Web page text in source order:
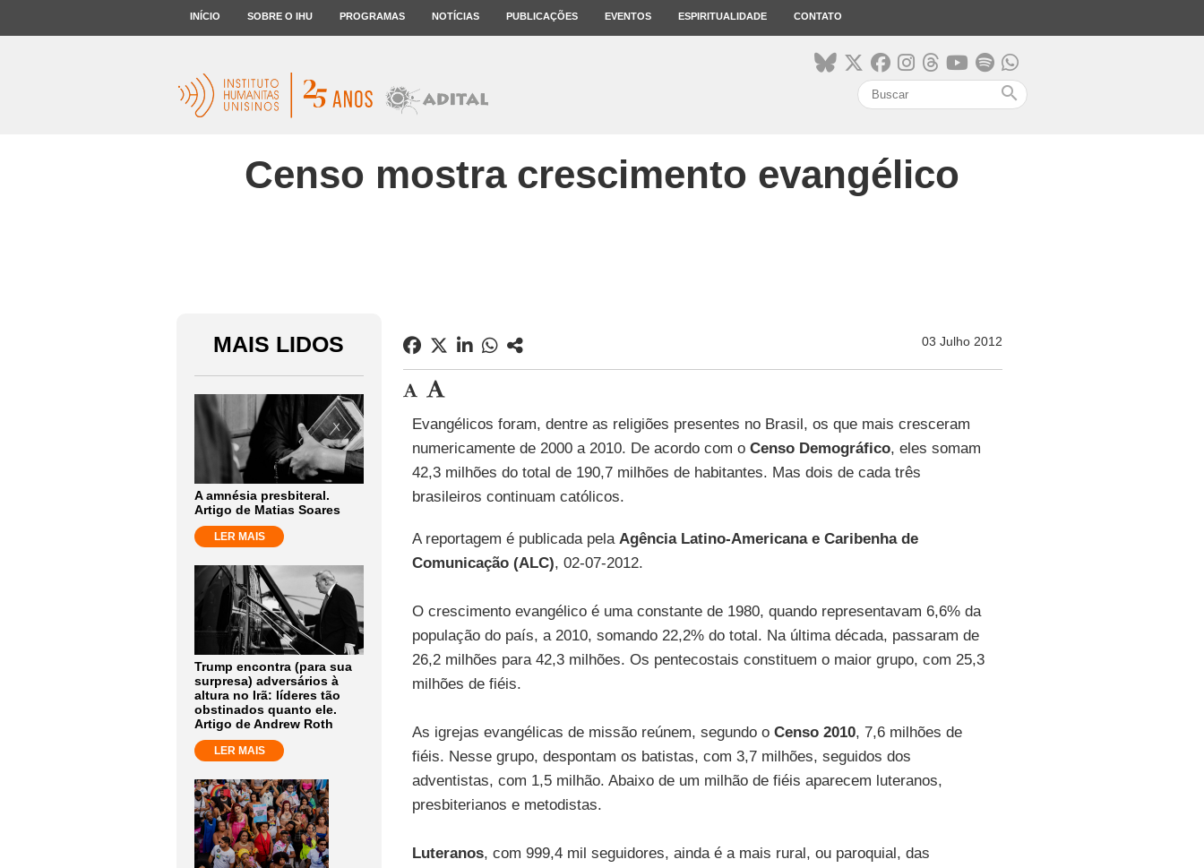
INÍCIO SOBRE O IHU PROGRAMAS NOTÍCIAS PUBLICAÇÕES EVENTOS ESPIRITUALIDADE CONTATO
search
Censo mostra crescimento evangélico
MAIS LIDOS
A amnésia presbiteral.
Artigo de Matias Soares
LER MAIS
Trump encontra (para sua
surpresa) adversários à
altura no Irã: líderes tão
obstinados quanto ele.
Artigo de Andrew Roth
LER MAIS
03 Julho 2012
Evangélicos foram, dentre as religiões presentes no Brasil, os que mais cresceram
numericamente de 2000 a 2010. De acordo com o Censo Demográfico, eles somam
42,3 milhões do total de 190,7 milhões de habitantes. Mas dois de cada três
brasileiros continuam católicos.
A reportagem é publicada pela Agência Latino-Americana e Caribenha de
Comunicação (ALC), 02-07-2012.
O crescimento evangélico é uma constante de 1980, quando representavam 6,6% da
população do país, a 2010, somando 22,2% do total. Na última década, passaram de
26,2 milhões para 42,3 milhões. Os pentecostais constituem o maior grupo, com 25,3
milhões de fiéis.
As igrejas evangélicas de missão reúnem, segundo o Censo 2010, 7,6 milhões de
fiéis. Nesse grupo, despontam os batistas, com 3,7 milhões, seguidos dos
adventistas, com 1,5 milhão. Abaixo de um milhão de fiéis aparecem luteranos,
presbiterianos e metodistas.
Luteranos, com 999,4 mil seguidores, ainda é a mais rural, ou paroquial, das